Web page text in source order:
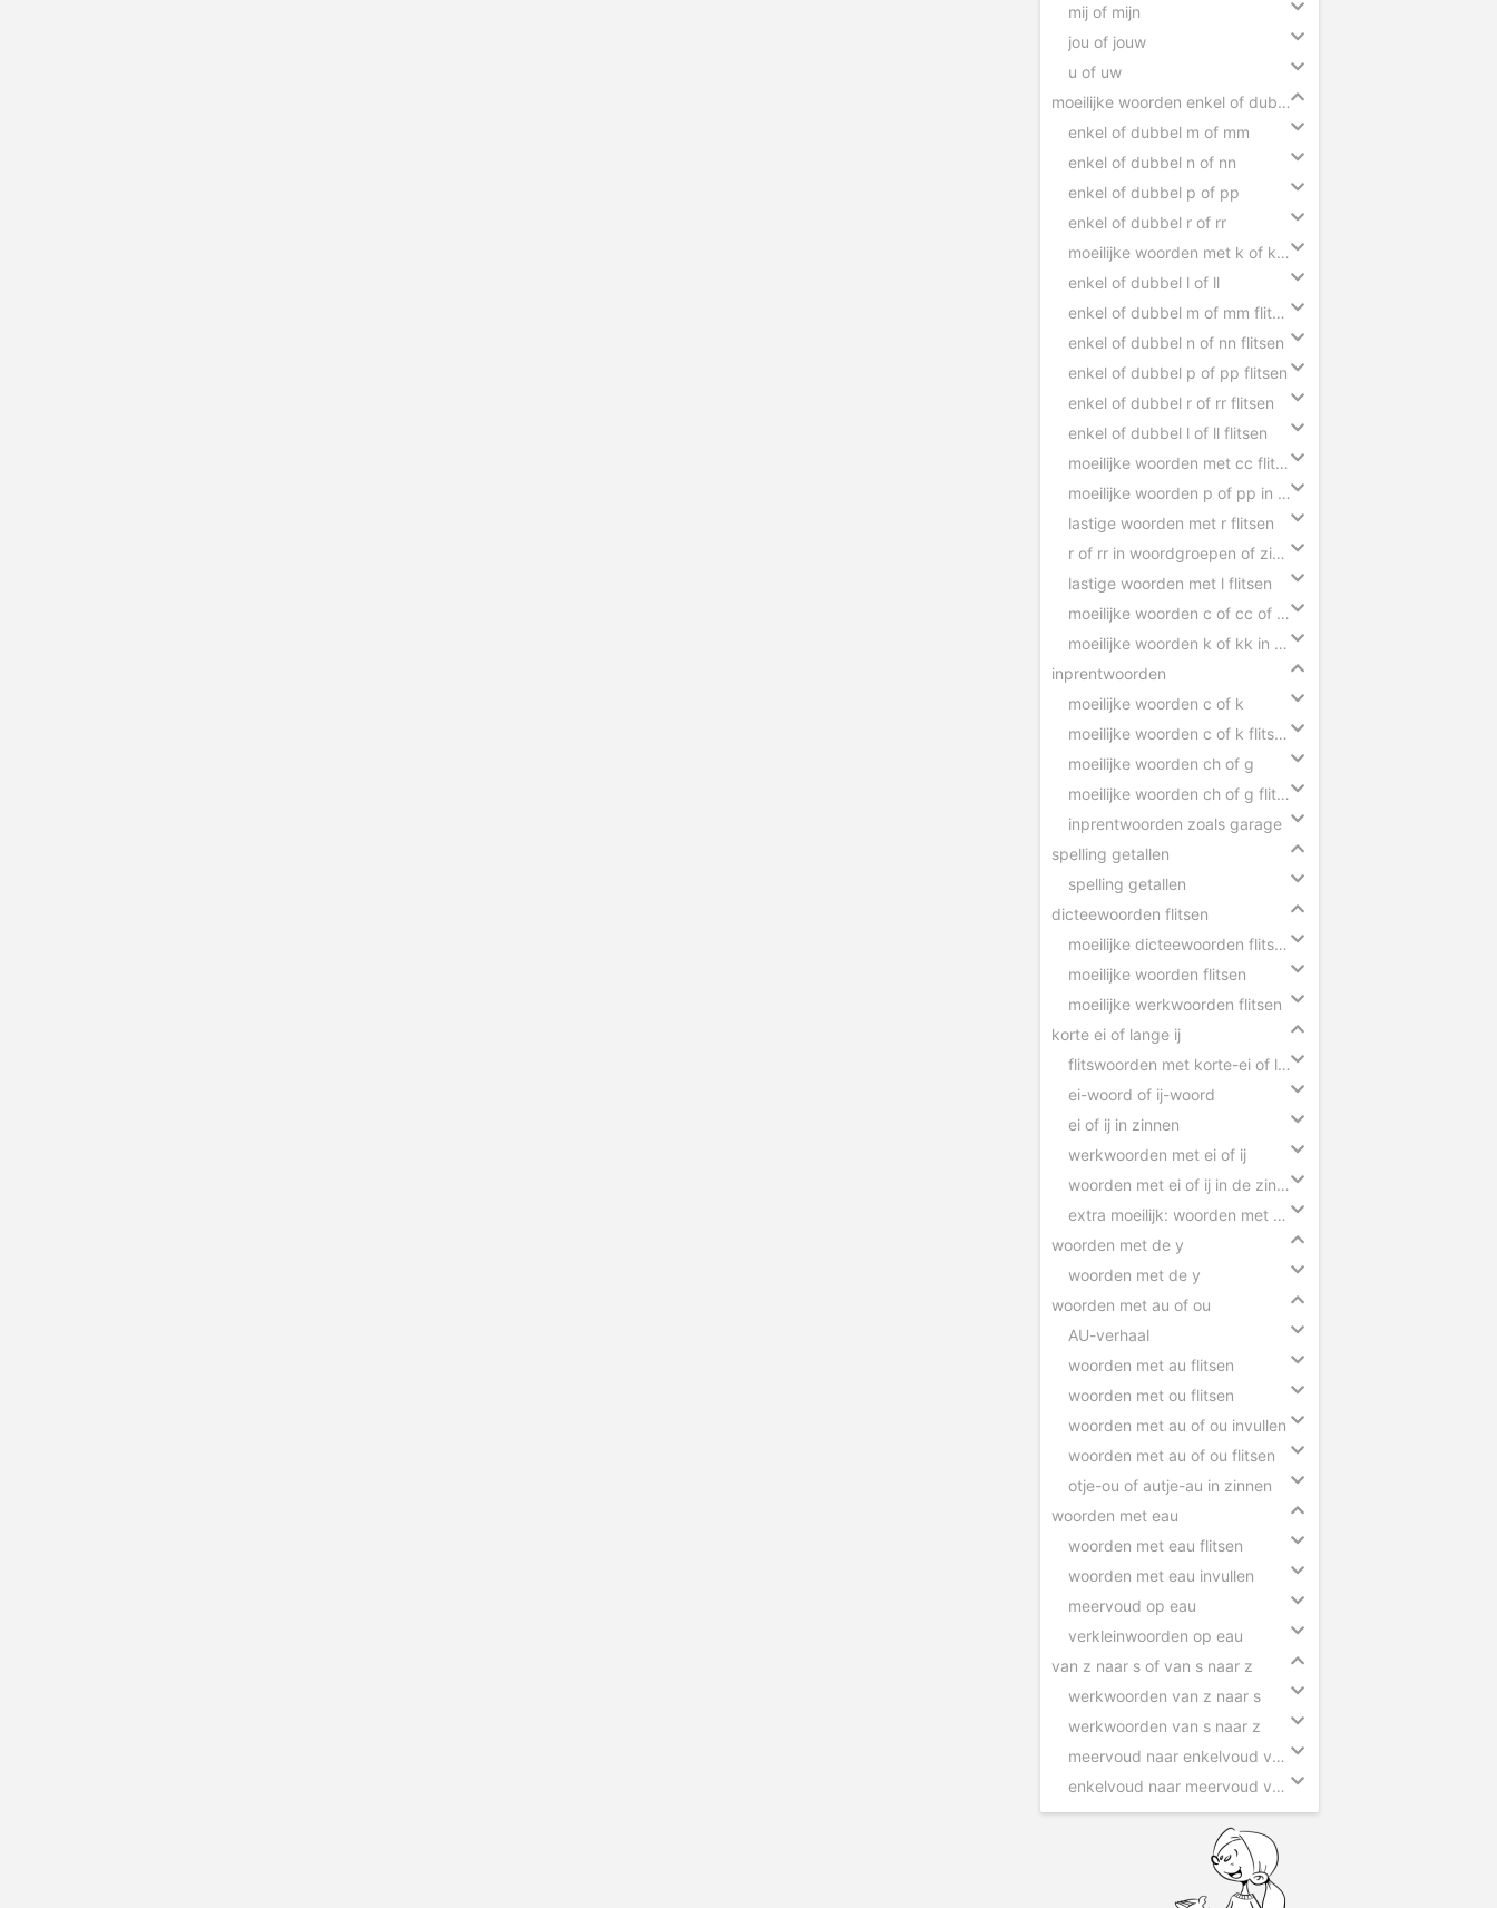
mij of mijn
jou of jouw
u of uw
moeilijke woorden enkel of dubbel
enkel of dubbel m of mm
enkel of dubbel n of nn
enkel of dubbel p of pp
enkel of dubbel r of rr
moeilijke woorden met k of kk flitsen
enkel of dubbel l of ll
enkel of dubbel m of mm flitsen
enkel of dubbel n of nn flitsen
enkel of dubbel p of pp flitsen
enkel of dubbel r of rr flitsen
enkel of dubbel l of ll flitsen
moeilijke woorden met cc flitsen
moeilijke woorden p of pp in zinnen
lastige woorden met r flitsen
r of rr in woordgroepen of zinnen
lastige woorden met l flitsen
moeilijke woorden c of cc of ck in zinnen
moeilijke woorden k of kk in zinnen
inprentwoorden
moeilijke woorden c of k
moeilijke woorden c of k flitsen
moeilijke woorden ch of g
moeilijke woorden ch of g flitsen
inprentwoorden zoals garage
spelling getallen
spelling getallen
dicteewoorden flitsen
moeilijke dicteewoorden flitsen
moeilijke woorden flitsen
moeilijke werkwoorden flitsen
korte ei of lange ij
flitswoorden met korte-ei of lange-ij
ei-woord of ij-woord
ei of ij in zinnen
werkwoorden met ei of ij
woorden met ei of ij in de zin slepen
extra moeilijk: woorden met ei of ij
woorden met de y
woorden met de y
woorden met au of ou
AU-verhaal
woorden met au flitsen
woorden met ou flitsen
woorden met au of ou invullen
woorden met au of ou flitsen
otje-ou of autje-au in zinnen
woorden met eau
woorden met eau flitsen
woorden met eau invullen
meervoud op eau
verkleinwoorden op eau
van z naar s of van s naar z
werkwoorden van z naar s
werkwoorden van s naar z
meervoud naar enkelvoud van z naar s
enkelvoud naar meervoud van s naar z